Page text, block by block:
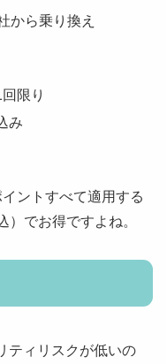
から乗り換え
限り
み
ントすべて適用する
）でお得ですよね。
ティリスクが低いの